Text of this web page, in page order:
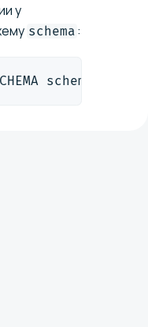
у
schema :
schema FROM